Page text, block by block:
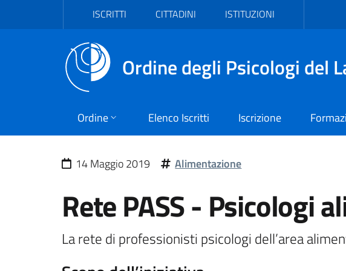
Vai al contenuto principale
ISCRITTI CITTADINI ISTITUZIONI
Ordine degli Psicologi del
Ordine Elenco Iscritti Iscrizione
14 Maggio 2019 Alimentazione
Rete PASS - Psicologi
La rete di professionisti psicologi dell’area